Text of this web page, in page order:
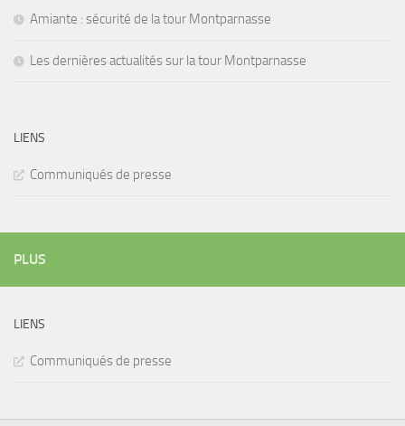
Amiante : sécurité de la tour Montparnasse
Les dernières actualités sur la tour Montparnasse
LIENS
Communiqués de presse
PLUS
LIENS
Communiqués de presse